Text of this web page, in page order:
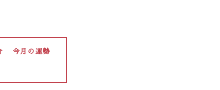
今月の運勢